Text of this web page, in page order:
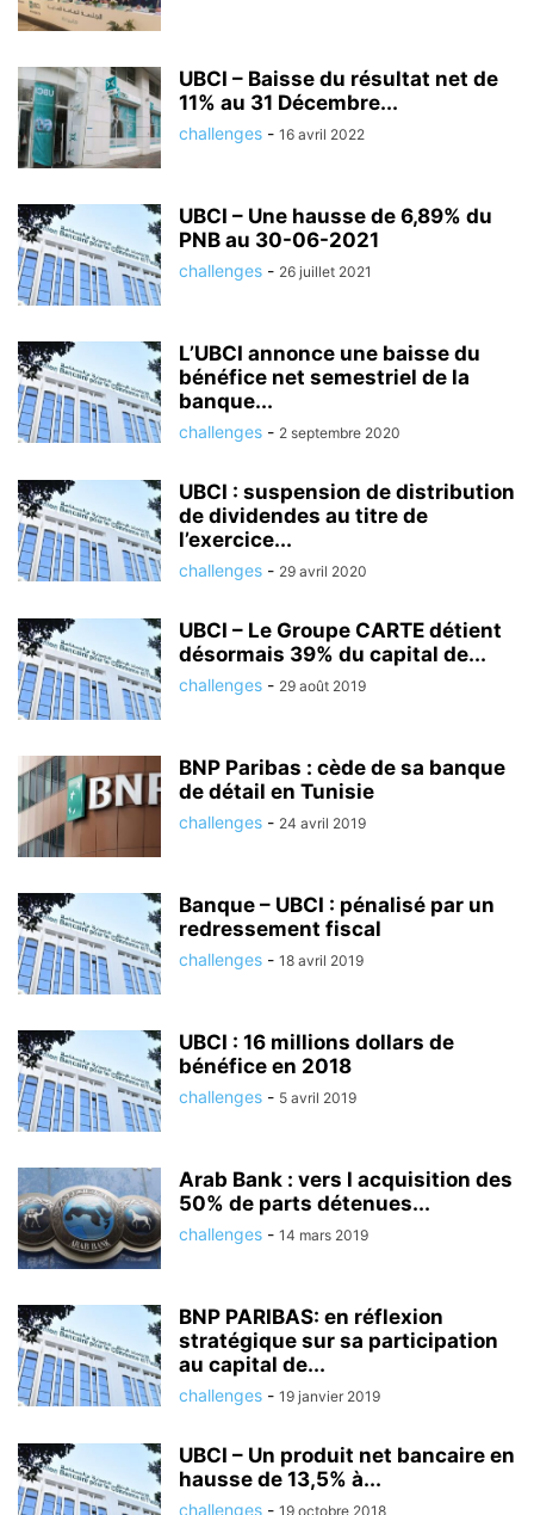
UBCI – Baisse du résultat net de
11% au 31 Décembre...
challenges - 16 avril 2022
UBCI – Une hausse de 6,89% du
PNB au 30-06-2021
challenges - 26 juillet 2021
L’UBCI annonce une baisse du
bénéfice net semestriel de la
banque...
challenges - 2 septembre 2020
UBCI : suspension de distribution
de dividendes au titre de
l’exercice...
challenges - 29 avril 2020
UBCI – Le Groupe CARTE détient
désormais 39% du capital de...
challenges - 29 août 2019
BNP Paribas : cède de sa banque
de détail en Tunisie
challenges - 24 avril 2019
Banque – UBCI : pénalisé par un
redressement fiscal
challenges - 18 avril 2019
UBCI : 16 millions dollars de
bénéfice en 2018
challenges - 5 avril 2019
Arab Bank : vers l acquisition des
50% de parts détenues...
challenges - 14 mars 2019
BNP PARIBAS: en réflexion
stratégique sur sa participation
au capital de...
challenges - 19 janvier 2019
UBCI – Un produit net bancaire en
hausse de 13,5% à...
challenges - 19 octobre 2018